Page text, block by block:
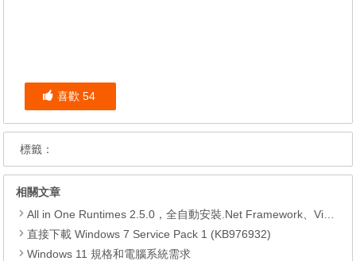
喜歡 54
標籤：
相關文章
All in One Runtimes 2.5.0，全自動安裝.Net Framework、Visual C++、DirectX、Flash Player、JRE
直接下載 Windows 7 Service Pack 1 (KB976932)
Windows 11 規格和電腦系統需求